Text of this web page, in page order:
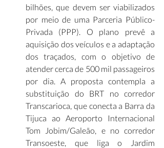
bilhões, que devem ser viabilizados
por meio de uma Parceria Público-
Privada (PPP). O plano prevê a
aquisição dos veículos e a adaptação
dos traçados, com o objetivo de
atender cerca de 500 mil passageiros
por dia. A proposta contempla a
substituição do BRT no corredor
Transcarioca, que conecta a Barra da
Tijuca ao Aeroporto Internacional
Tom Jobim/Galeão, e no corredor
Transoeste, que liga o Jardim